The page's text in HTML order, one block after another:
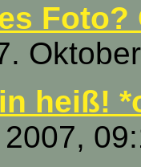
heiß!